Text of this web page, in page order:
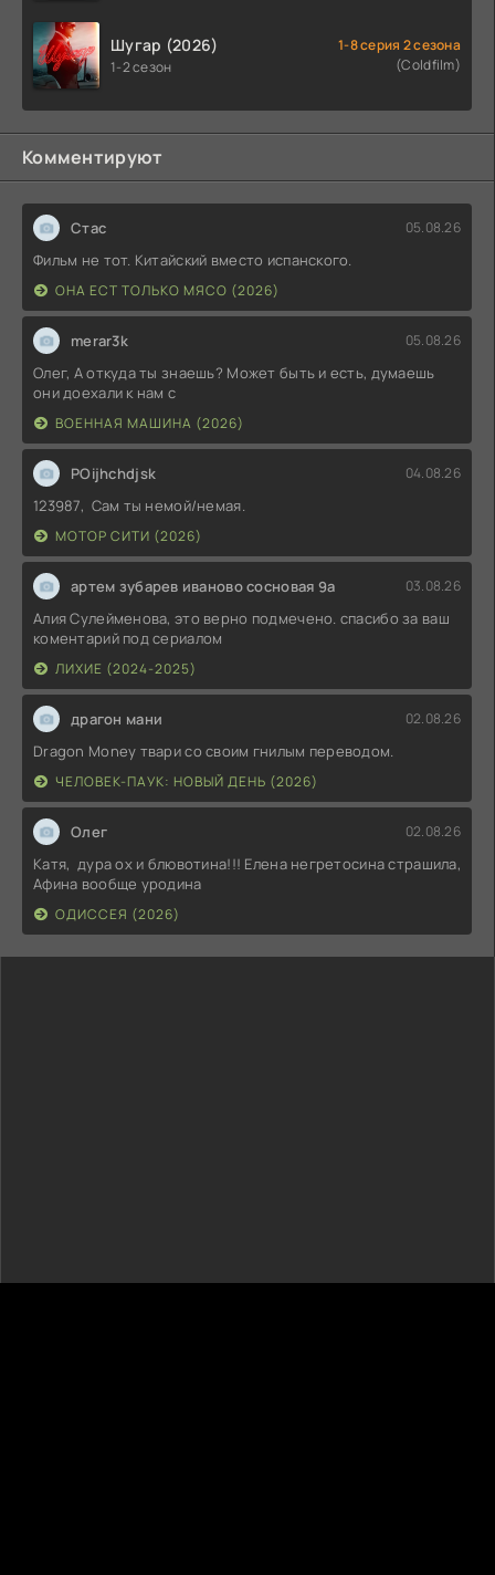
Шугар (2026)
1-2 сезон
1-8 серия 2 сезона
(Coldfilm)
Комментируют
Стас 05.08.26
Фильм не тот. Китайский вместо испанского.
ОНА ЕСТ ТОЛЬКО МЯСО (2026)
merar3k 05.08.26
Олег, А откуда ты знаешь? Может быть и есть, думаешь
они доехали к нам с
ВОЕННАЯ МАШИНА (2026)
POijhchdjsk 04.08.26
123987, Сам ты немой/немая.
МОТОР СИТИ (2026)
артем зубарев иваново сосновая 9а 03.08.26
Алия Сулейменова, это верно подмечено. спасибо за ваш
коментарий под сериалом
ЛИХИЕ (2024-2025)
драгон мани 02.08.26
Dragon Money твари со своим гнилым переводом.
ЧЕЛОВЕК-ПАУК: НОВЫЙ ДЕНЬ (2026)
Олег 02.08.26
Катя, дура ох и блювотина!!! Елена негретосина страшила,
Афина вообще уродина
ОДИССЕЯ (2026)